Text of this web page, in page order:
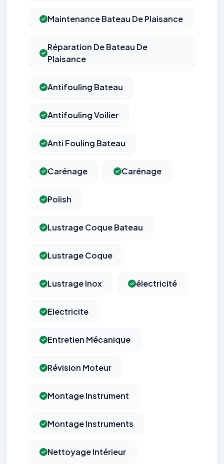
Maintenance Bateau De Plaisance
Réparation De Bateau De
Plaisance
Antifouling Bateau
Antifouling Voilier
Anti Fouling Bateau
Carénage Carénage
Polish
Lustrage Coque Bateau
Lustrage Coque
Lustrage Inox électricité
Electricite
Entretien Mécanique
Révision Moteur
Montage Instrument
Montage Instruments
Nettoyage Intérieur